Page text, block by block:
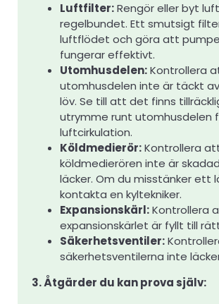
Luftfilter:Rengör eller byt
regelbundet. Ett smutsigt
luftflödet och göra att
fungerar effektivt.
Utomhusdelen:Kontrollera
utomhusdelen inte är täckt
löv. Se till att det finns
utrymme runt utomhusdelen
luftcirkulation.
Köldmedierör:Kontrollera
köldmedierören inte är
läcker. Om du misstänker ett
kontakta en kyltekniker.
Expansionskärl:Kontrollera
expansionskärlet är fyllt till
Säkerhetsventiler:
säkerhetsventilerna inte
3. Åtgärder du kan prova själv: